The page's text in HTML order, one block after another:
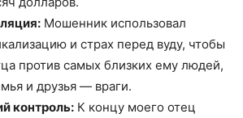
Мошенник использовал
и страх перед вуду, чтобы
против самых близких ему людей,
и друзья — враги.
контроль: К концу моего отец